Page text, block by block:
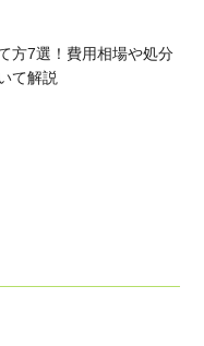
方7選！費用相場や処分
て解説